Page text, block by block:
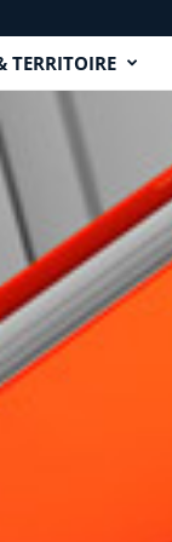
TERRITOIRE